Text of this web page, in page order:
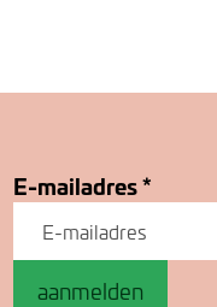
E-mailadres*
aanmelden